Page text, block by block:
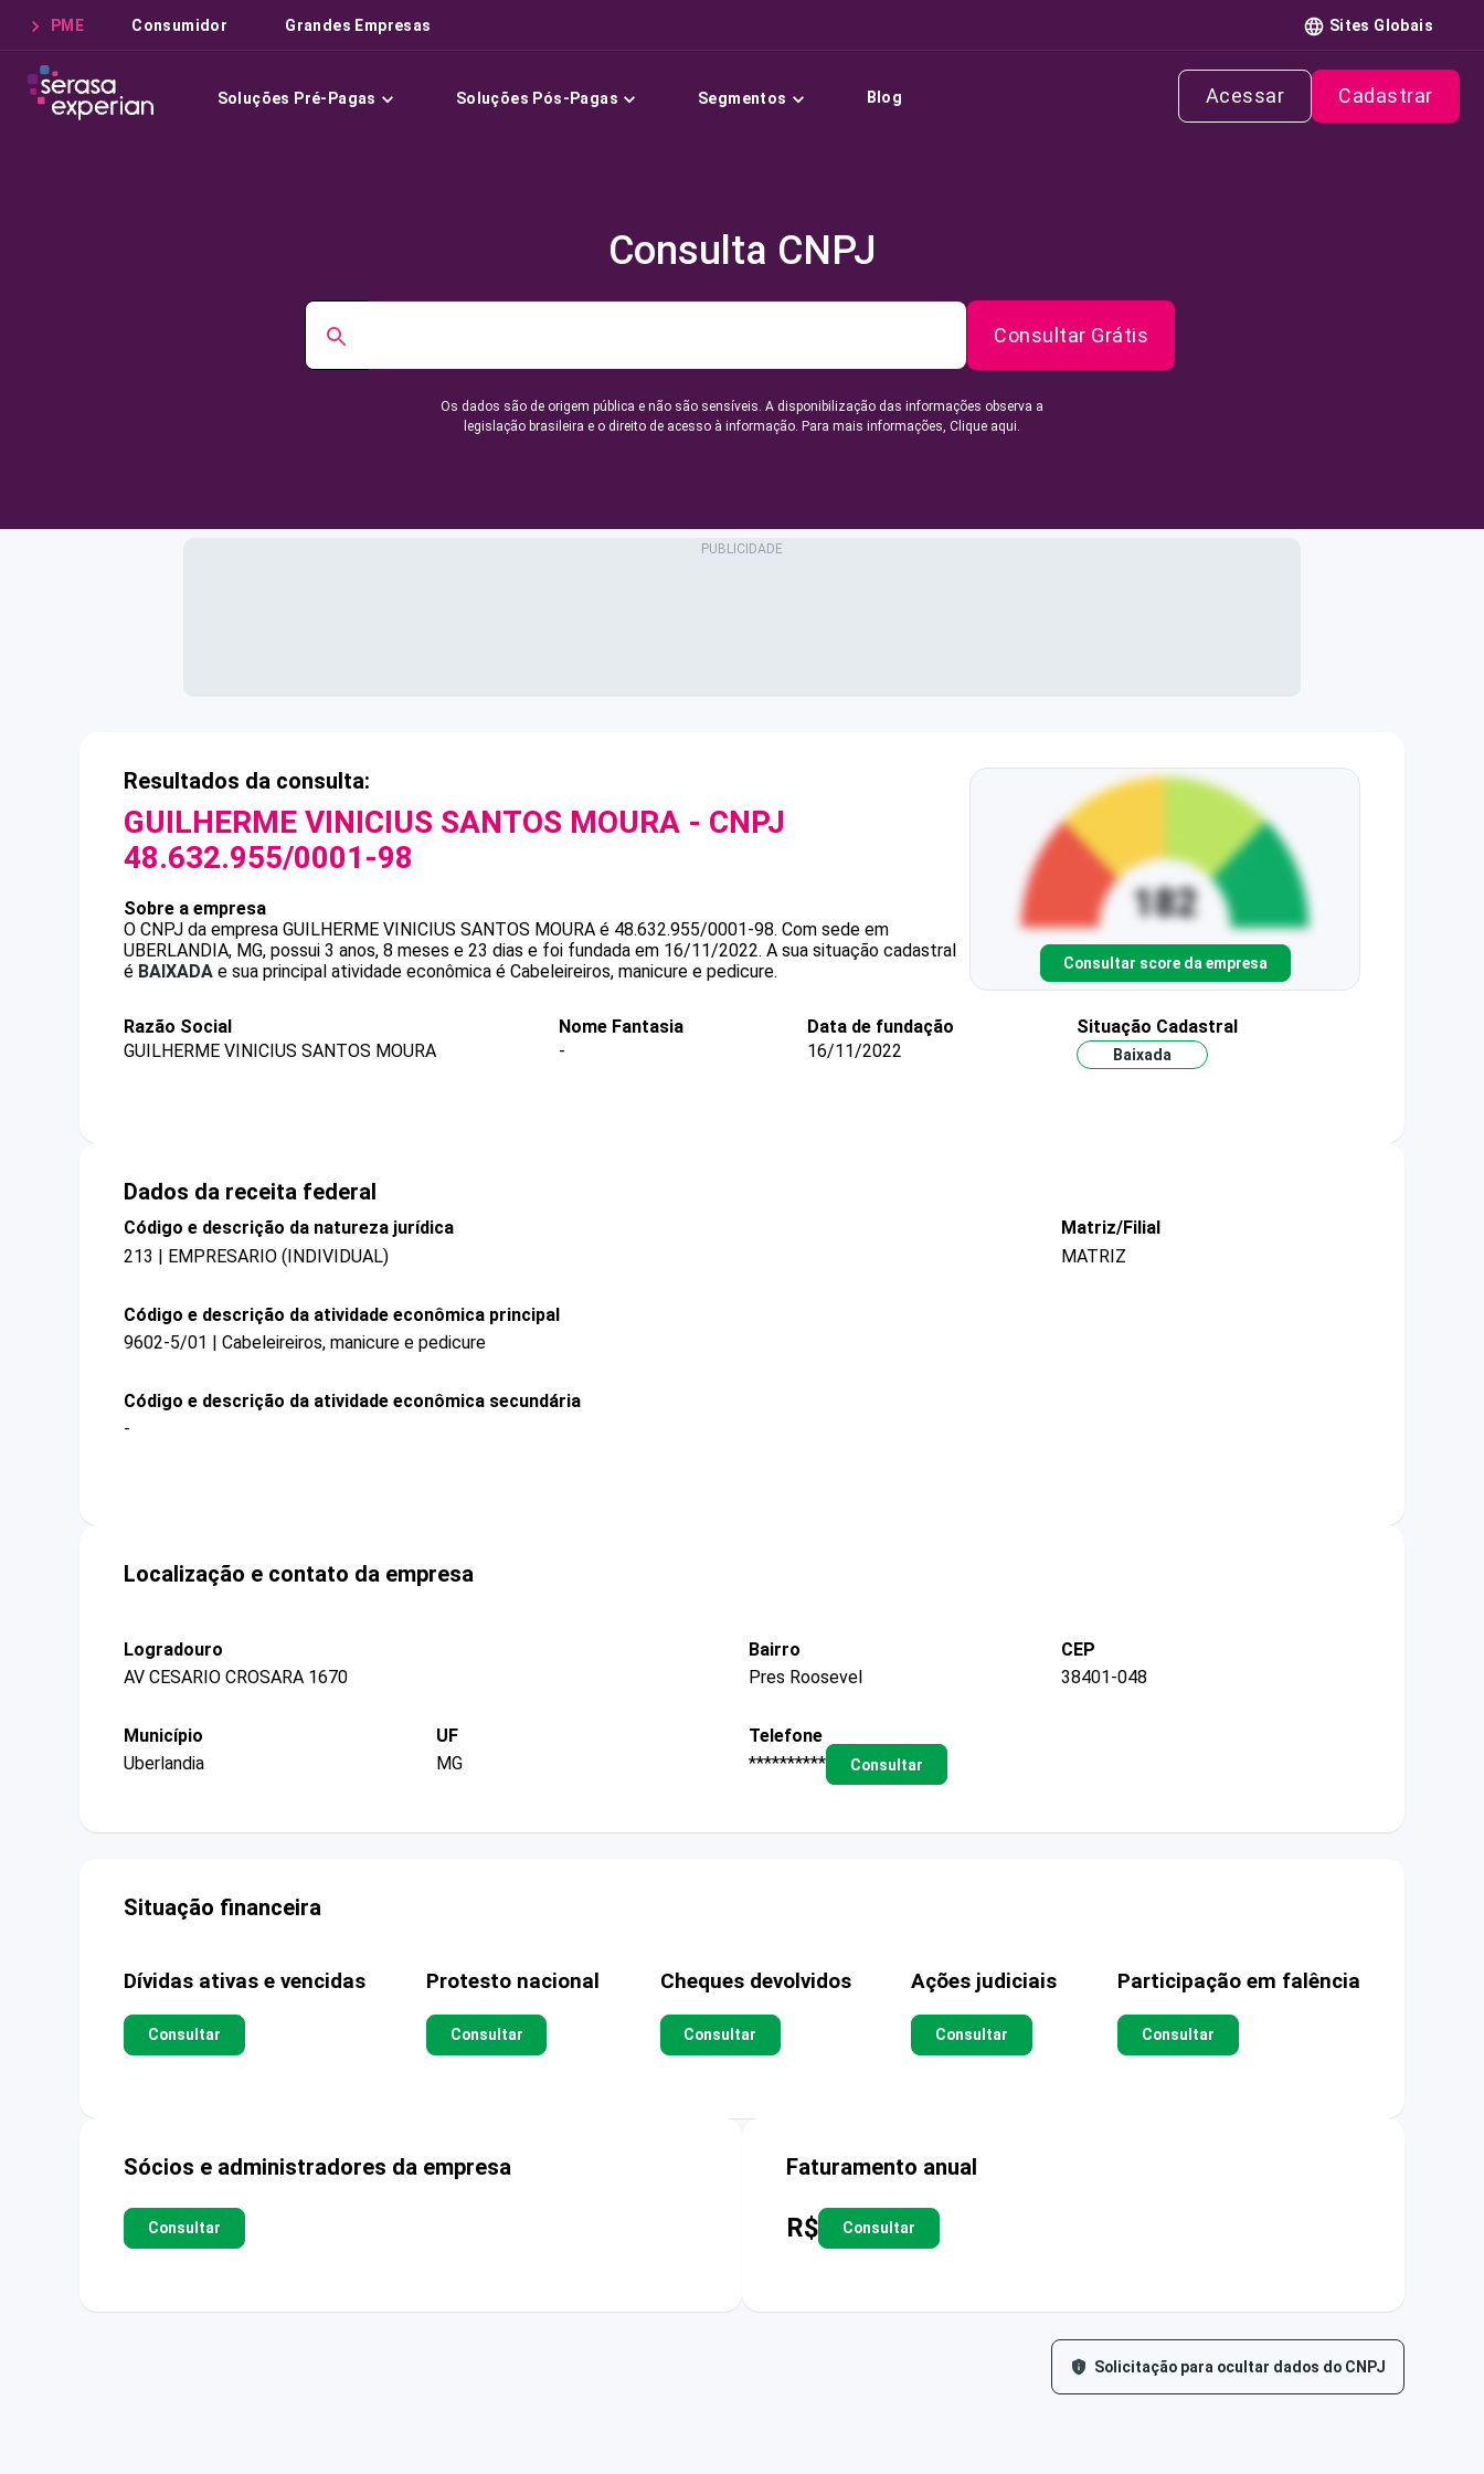
PME Consumidor Grandes Empresas Sites Globais
Soluções Pré-Pagas Soluções Pós-Pagas Segmentos Blog Acessar Cadastrar
Consulta CNPJ
Consultar Grátis
Os dados são de origem pública e não são sensíveis. A disponibilização das informações observa a
legislação brasileira e o direito de acesso à informação. Para mais informações, Clique aqui.
Resultados da consulta:
GUILHERME VINICIUS SANTOS MOURA - CNPJ
48.632.955/0001-98
Sobre a empresa
O CNPJ da empresa GUILHERME VINICIUS SANTOS MOURA é 48.632.955/0001-98. Com sede em
UBERLANDIA, MG, possui 3 anos, 8 meses e 23 dias e foi fundada em 16/11/2022. A sua situação cadastral
é BAIXADA e sua principal atividade econômica é Cabeleireiros, manicure e pedicure. Consultar score da empresa
Razão Social
GUILHERME VINICIUS SANTOS MOURA
Nome Fantasia
-
Data de fundação
16/11/2022
Situação Cadastral
Baixada
Dados da receita federal
Código e descrição da natureza jurídica
213 | EMPRESARIO (INDIVIDUAL)
Matriz/Filial
MATRIZ
Código e descrição da atividade econômica principal
9602-5/01 | Cabeleireiros, manicure e pedicure
Código e descrição da atividade econômica secundária
-
Localização e contato da empresa
Logradouro
AV CESARIO CROSARA 1670
Bairro
Pres Roosevel
CEP
38401-048
Município
Uberlandia
UF
MG
Telefone
**********
Consultar
Situação financeira
Dívidas ativas e vencidas
Consultar
Protesto nacional
Consultar
Cheques devolvidos
Consultar
Ações judiciais
Consultar
Participação em falência
Consultar
Sócios e administradores da empresa
Consultar
Faturamento anual
R$ Consultar
Solicitação para ocultar dados do CNPJ